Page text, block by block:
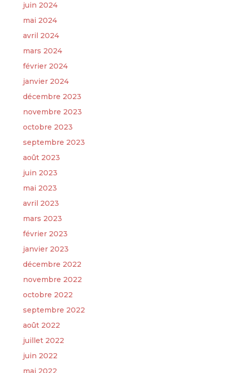
juin 2024
mai 2024
avril 2024
mars 2024
février 2024
janvier 2024
décembre 2023
novembre 2023
octobre 2023
septembre 2023
août 2023
juin 2023
mai 2023
avril 2023
mars 2023
février 2023
janvier 2023
décembre 2022
novembre 2022
octobre 2022
septembre 2022
août 2022
juillet 2022
juin 2022
mai 2022